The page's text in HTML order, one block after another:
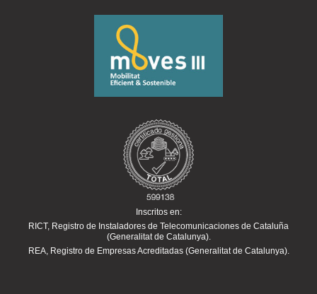
Inscritos en:
RICT, Registro de Instaladores de Telecomunicaciones de Cataluña
(Generalitat de Catalunya).
REA, Registro de Empresas Acreditadas (Generalitat de Catalunya).